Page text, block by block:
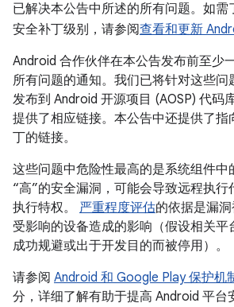
已解决本公告中所述的所有问题。如需
安全补丁级别，请参阅查看和更新
Android 合作伙伴在本公告发布前至少
所有问题的通知。我们已将针对这些问
发布到 Android 开源项目 (AOSP) 代码
提供了相应链接。本公告中还提供了指
丁的链接。
这些问题中危险性最高的是系统组件中
“高”的安全漏洞，可能会导致远程执行
执行特权。 严重程度评估的依据是漏
受影响的设备造成的影响（假设相关平
成功规避或出于开发目的而被停用）。
请参阅 Android 和 Google Play 保护机
分，详细了解有助于提高 Android 平台